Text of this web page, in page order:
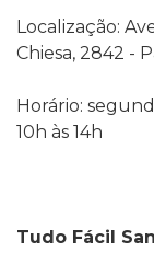
Localização:
Chiesa, 2842 -
Horário:
10h às 14h
Tudo Fácil